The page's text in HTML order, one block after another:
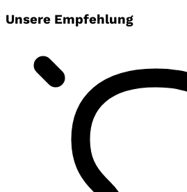
Unsere Empfehlung